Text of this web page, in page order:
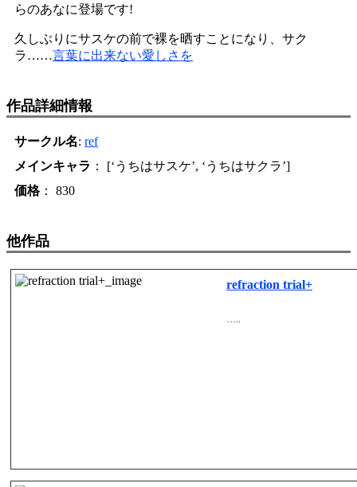
らのあなに登場です!
久しぶりにサスケの前で裸を晒すことになり、サク
ラ……言葉に出来ない愛しさを
作品詳細情報
サークル名: ref
メインキャラ ： [‘うちはサスケ’, ‘うちはサクラ’]
価格： 830
他作品
refraction trial+
…..